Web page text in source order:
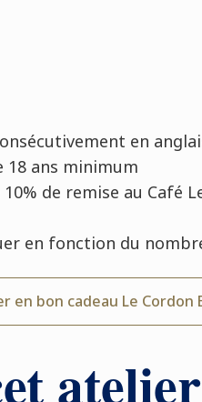
en
18 ans minimum
de remise au Café
en fonction du
en bon cadeau Le Cordon